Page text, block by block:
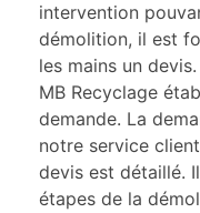
intervention
démolition, il est
les mains un
MB Recyclage
demande. La
notre service
devis est détaillé.
étapes de la